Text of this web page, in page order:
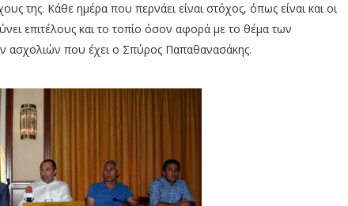
της. Κάθε ημέρα που περνάει είναι στόχος, όπως είναι και οι
επιτέλους και το τοπίο όσον αφορά με το θέμα των
ασχολιών που έχει ο Σπύρος Παπαθανασάκης.